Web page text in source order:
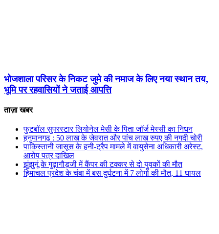
भोजशाला परिसर के निकट जुमे की नमाज के लिए नया स्थान तय,
भूमि पर रहवासियों ने जताई आपत्ति
ताज़ा खबर
फुटबॉल सुपरस्टार लियोनेल मेसी के पिता जॉर्ज मेस्सी का निधन
हनुमानगढ़ : 50 लाख के जेवरात और पांच लाख रुपए की नगदी चोरी
पाकिस्तानी जासूस के हनी-ट्रैप मामले में वायुसेना अधिकारी अरेस्ट,
आरोप पत्र दाखिल
झुंझुनूं के गुढ़ागौड़जी में कैंपर की टक्कर से दो युवकों की मौत
हिमाचल प्रदेश के चंबा में बस दुर्घटना में 7 लोगों की मौत, 11 घायल